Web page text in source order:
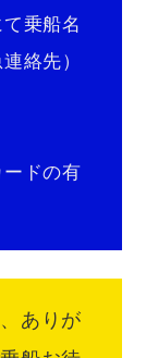
乗船名
絡先）
ドの有
ありが